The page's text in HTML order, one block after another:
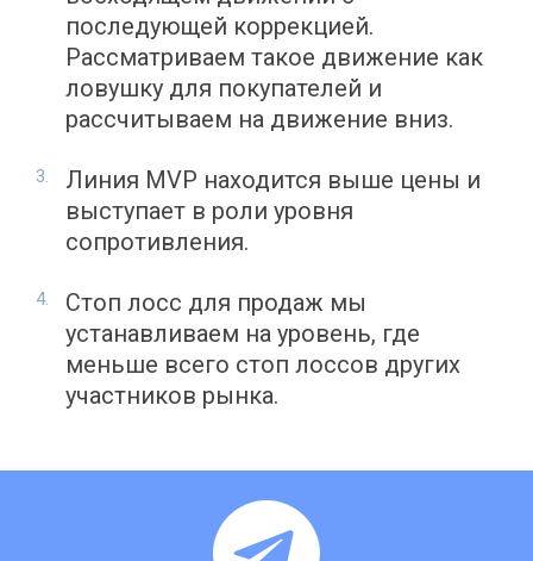
последующей коррекцией.
Рассматриваем такое движение как
ловушку для покупателей и
рассчитываем на движение вниз.
Линия MVP находится выше цены и
выступает в роли уровня
сопротивления.
Стоп лосс для продаж мы
устанавливаем на уровень, где
меньше всего стоп лоссов других
участников рынка.